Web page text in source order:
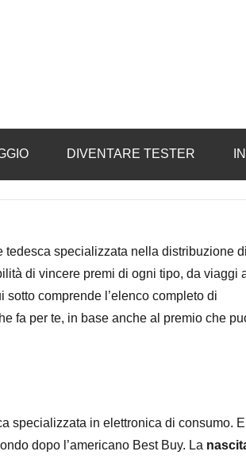
DIVENTARE TESTER
tedesca specializzata nella distribuzione
di vincere premi di ogni tipo, da viaggi
comprende l’elenco completo di
fa per te, in base anche al premio che
specializzata in elettronica di consumo.
dopo l’americano Best Buy. La